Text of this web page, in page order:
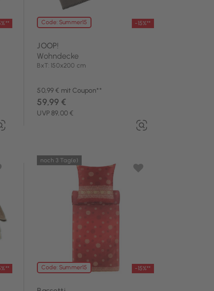
Code: Summer15 -15%**
JOOP!
Wohndecke
BxT: 150x200 cm
50,99 € mit Coupon**
UVP 89,00 €
59,99 €
Code: Summer15 -15%**
noch 3 Tag(e)